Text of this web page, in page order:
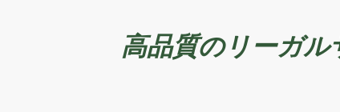
高品質のリーガ